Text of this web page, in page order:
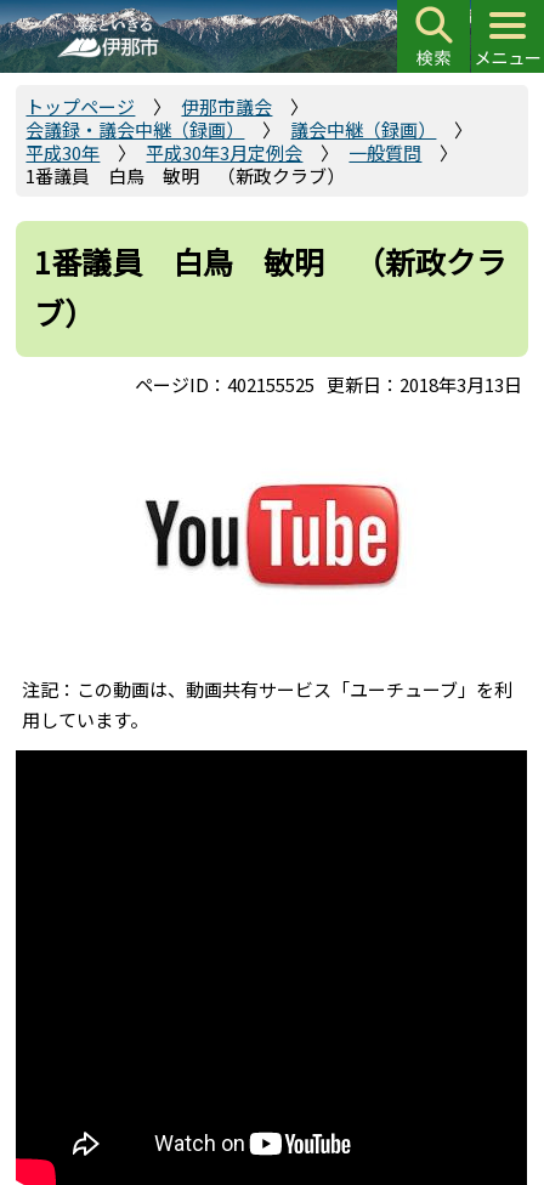
こ
の
ペ
頭
トップページ
伊那市議会
会議録・議会中継（録画）
議会中継（録画）
平成30年
平成30年3月定例会
一般質問
1番議員 白鳥 敏明 （新政クラブ）
1番議員 白鳥 敏明 （新政クラ
ブ）
ページID：402155525 更新日：2018年3月13日
注記：この動画は、動画共有サービス「ユーチューブ」を利
用しています。